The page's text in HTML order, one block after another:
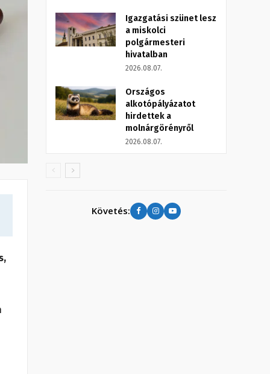
Igazgatási szünet lesz
a miskolci
polgármesteri
hivatalban
2026.08.07.
Országos
alkotópályázatot
hirdettek a
molnárgörényről
2026.08.07.
Követés: